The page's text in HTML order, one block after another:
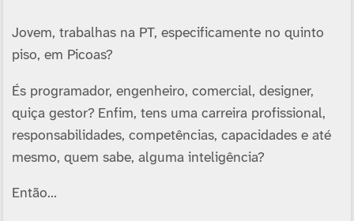
Jovem, trabalhas na PT, especificamente no quinto
piso, em Picoas?
És programador, engenheiro, comercial, designer,
quiça gestor? Enfim, tens uma carreira profissional,
responsabilidades, competências, capacidades e até
mesmo, quem sabe, alguma inteligência?
Então…